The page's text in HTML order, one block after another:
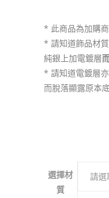
* 此商品為加購
* 請知道飾品材
純銀上加電鍍層
* 請知道電鍍層
而脫落顯露原本
選擇材
質
請選